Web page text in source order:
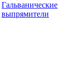
Гальванические
выпрямители